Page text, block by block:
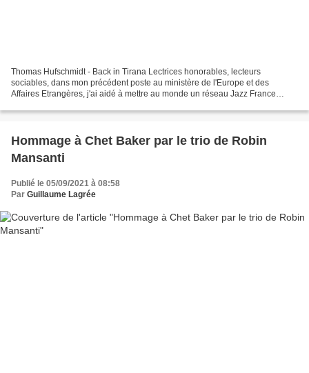
Thomas Hufschmidt - Back in Tirana Lectrices honorables, lecteurs
sociables, dans mon précédent poste au ministère de l'Europe et des
Affaires Etrangères, j'ai aidé à mettre au monde un réseau Jazz France
Hommage à Chet Baker par le trio de Robin
Mansanti
Publié le 05/09/2021 à 08:58
Par Guillaume Lagrée